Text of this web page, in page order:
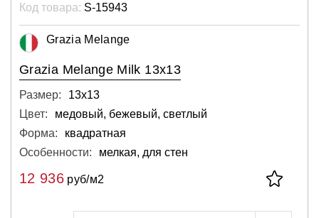
Код товара: S-15943
Grazia Melange
Grazia Melange Milk 13x13
Размер:
13х13
Цвет:
медовый, бежевый, светлый
Форма:
квадратная
Особенности:
мелкая, для стен
12 936руб/м2